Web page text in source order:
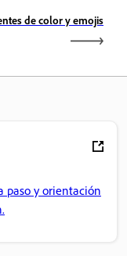
de color y emojis
paso y orientación